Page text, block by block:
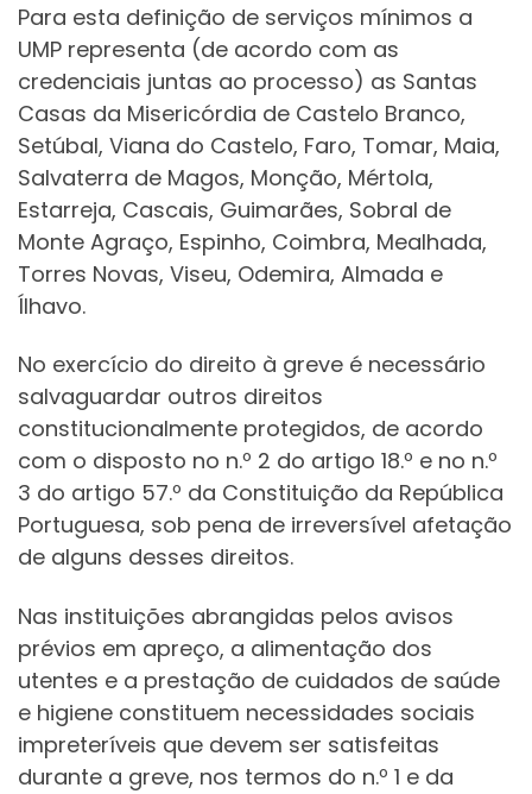
Para esta definição de serviços mínimos a
UMP representa (de acordo com as
credenciais juntas ao processo) as Santas
Casas da Misericórdia de Castelo Branco,
Setúbal, Viana do Castelo, Faro, Tomar, Maia,
Salvaterra de Magos, Monção, Mértola,
Estarreja, Cascais, Guimarães, Sobral de
Monte Agraço, Espinho, Coimbra, Mealhada,
Torres Novas, Viseu, Odemira, Almada e
Ílhavo.
No exercício do direito à greve é necessário
salvaguardar outros direitos
constitucionalmente protegidos, de acordo
com o disposto no n.º 2 do artigo 18.º e no n.º
3 do artigo 57.º da Constituição da República
Portuguesa, sob pena de irreversível afetação
de alguns desses direitos.
Nas instituições abrangidas pelos avisos
prévios em apreço, a alimentação dos
utentes e a prestação de cuidados de saúde
e higiene constituem necessidades sociais
impreteríveis que devem ser satisfeitas
durante a greve, nos termos do n.º 1 e da